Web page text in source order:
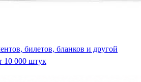
билетов, бланков и другой
10 000 штук